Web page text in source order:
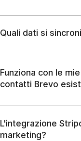
Quali dati si
Funziona con le
contatti Brevo
L'integrazione
marketing?